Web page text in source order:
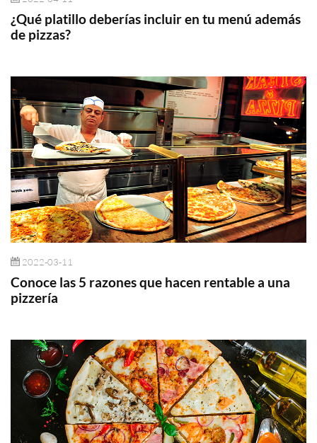
¿Qué platillo deberías incluir en tu menú además
de pizzas?
2022-03-11
Conoce las 5 razones que hacen rentable a una
pizzería